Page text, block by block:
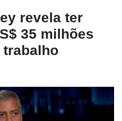
revela ter
35 milhões
trabalho